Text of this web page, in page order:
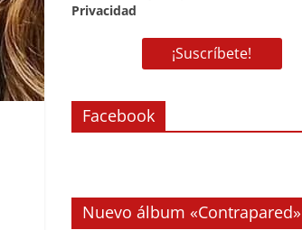
Privacidad
Facebook
Nuevo álbum «Contrapared»